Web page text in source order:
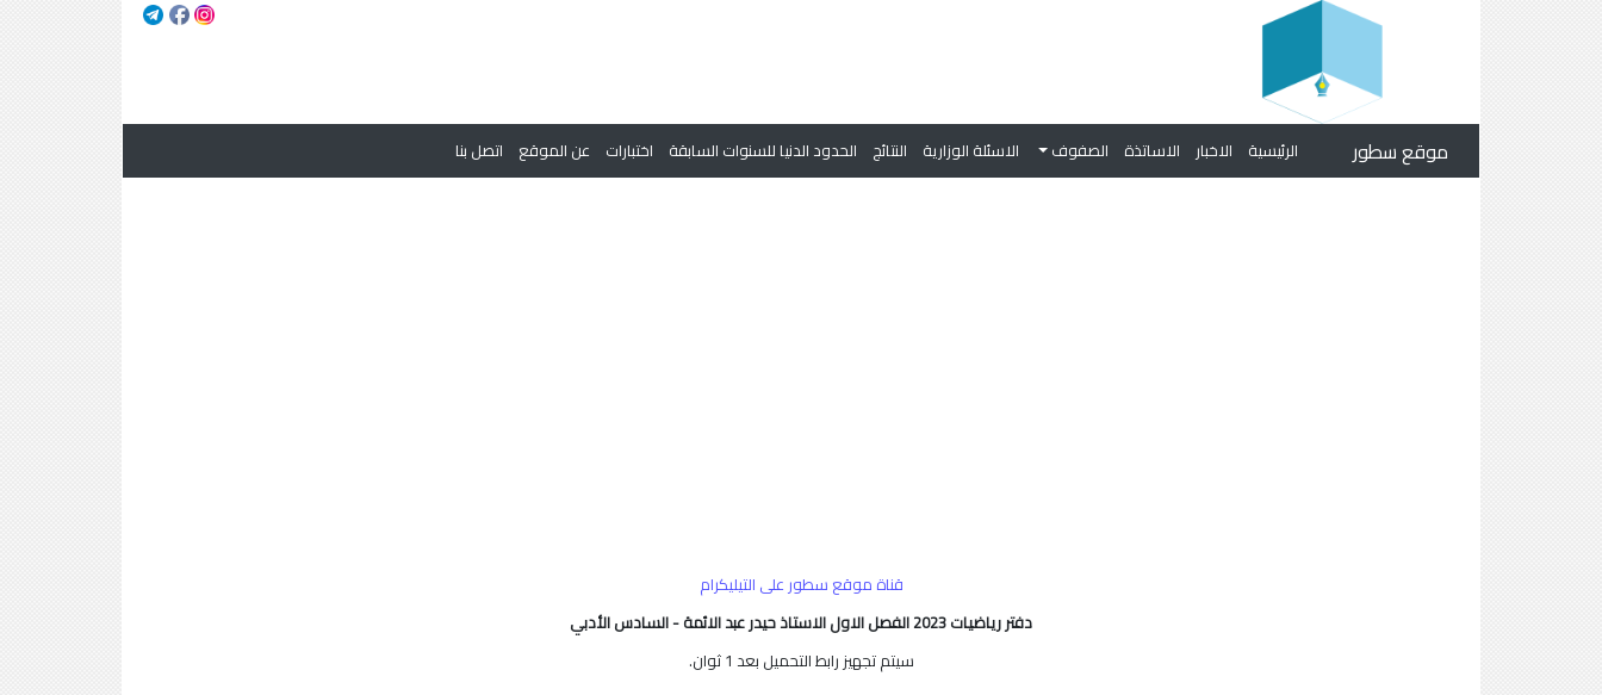
موقع سطور الرئيسية الاخبار الاساتذة الصفوف الاسئلة الوزارية النتائج الحدود الدنيا للسنوات السابقة اختبارات عن الموقع اتصل بنا
قناة موقع سطور على التيليكرام
دفتر رياضيات 2023 الفصل الاول الاستاذ حيدر عبد الائمة - السادس الأدبي
سيتم تجهيز رابط التحميل بعد 1ثوان.